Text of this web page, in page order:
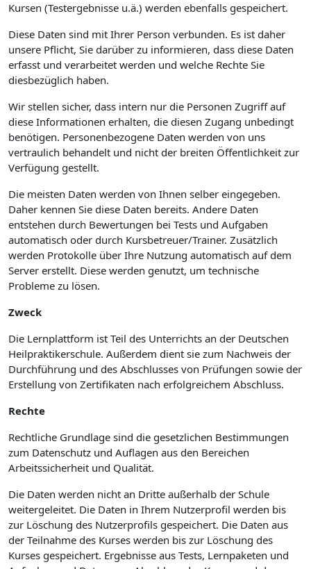
Kursen (Testergebnisse u.ä.) werden ebenfalls gespeichert.
Diese Daten sind mit Ihrer Person verbunden. Es ist daher
unsere Pflicht, Sie darüber zu informieren, dass diese Daten
erfasst und verarbeitet werden und welche Rechte Sie
diesbezüglich haben.
Wir stellen sicher, dass intern nur die Personen Zugriff auf
diese Informationen erhalten, die diesen Zugang unbedingt
benötigen. Personenbezogene Daten werden von uns
vertraulich behandelt und nicht der breiten Öffentlichkeit zur
Verfügung gestellt.
Die meisten Daten werden von Ihnen selber eingegeben.
Daher kennen Sie diese Daten bereits. Andere Daten
entstehen durch Bewertungen bei Tests und Aufgaben
automatisch oder durch Kursbetreuer/Trainer. Zusätzlich
werden Protokolle über Ihre Nutzung automatisch auf dem
Server erstellt. Diese werden genutzt, um technische
Probleme zu lösen.
Zweck
Die Lernplattform ist Teil des Unterrichts an der Deutschen
Heilpraktikerschule. Außerdem dient sie zum Nachweis der
Durchführung und des Abschlusses von Prüfungen sowie der
Erstellung von Zertifikaten nach erfolgreichem Abschluss.
Rechte
Rechtliche Grundlage sind die gesetzlichen Bestimmungen
zum Datenschutz und Auflagen aus den Bereichen
Arbeitssicherheit und Qualität.
Die Daten werden nicht an Dritte außerhalb der Schule
weitergeleitet. Die Daten in Ihrem Nutzerprofil werden bis
zur Löschung des Nutzerprofils gespeichert. Die Daten aus
der Teilnahme des Kurses werden bis zur Löschung des
Kurses gespeichert. Ergebnisse aus Tests, Lernpaketen und